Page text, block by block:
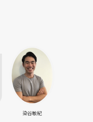
染谷敏紀